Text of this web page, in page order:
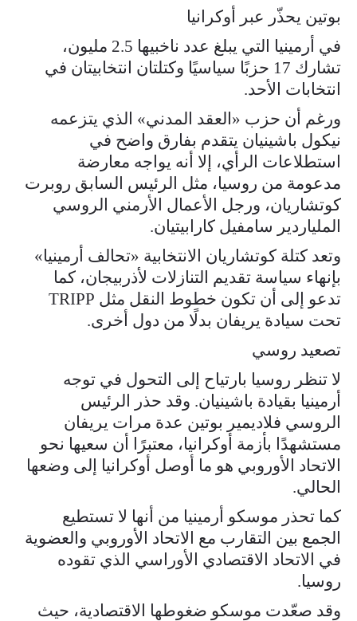
بوتين يحذّر عبر أوكرانيا
في أرمينيا التي يبلغ عدد ناخبيها 2.5 مليون،
تشارك 17 حزبًا سياسيًا وكتلتان انتخابيتان في
انتخابات الأحد.
ورغم أن حزب «العقد المدني» الذي يتزعمه
نيكول باشينيان يتقدم بفارق واضح في
استطلاعات الرأي، إلا أنه يواجه معارضة
مدعومة من روسيا، مثل الرئيس السابق روبرت
كوتشاريان، ورجل الأعمال الأرمني الروسي
الملياردير سامفيل كارابيتيان.
وتعد كتلة كوتشاريان الانتخابية «تحالف أرمينيا»
بإنهاء سياسة تقديم التنازلات لأذربيجان، كما
تدعو إلى أن تكون خطوط النقل مثل TRIPP
تحت سيادة يريفان بدلًا من دول أخرى.
تصعيد روسي
لا تنظر روسيا بارتياح إلى التحول في توجه
أرمينيا بقيادة باشينيان. وقد حذر الرئيس
الروسي فلاديمير بوتين عدة مرات يريفان
مستشهدًا بأزمة أوكرانيا، معتبرًا أن سعيها نحو
الاتحاد الأوروبي هو ما أوصل أوكرانيا إلى وضعها
الحالي.
كما تحذر موسكو أرمينيا من أنها لا تستطيع
الجمع بين التقارب مع الاتحاد الأوروبي والعضوية
في الاتحاد الاقتصادي الأوراسي الذي تقوده
روسيا.
وقد صعّدت موسكو ضغوطها الاقتصادية، حيث